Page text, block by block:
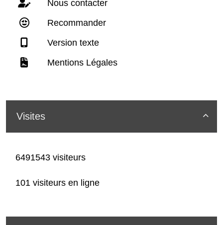
Nous contacter
Recommander
Version texte
Mentions Légales

Visites
6491543 visiteurs
101 visiteurs en ligne